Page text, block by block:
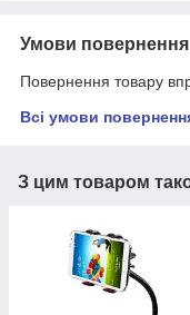
Умови повернення
Повернення товару
Всі умови
З цим товаром